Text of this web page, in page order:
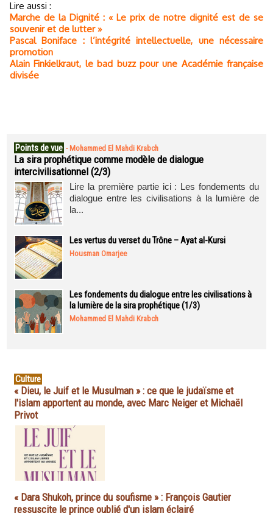
Lire aussi :
Marche de la Dignité : « Le prix de notre dignité est de se
souvenir et de lutter »
Pascal Boniface : l’intégrité intellectuelle, une nécessaire
promotion
Alain Finkielkraut, le bad buzz pour une Académie française
divisée
Points de vue - Mohammed El Mahdi Krabch
La sira prophétique comme modèle de dialogue
intercivilisationnel (2/3)
Lire la première partie ici : Les fondements du
dialogue entre les civilisations à la lumière de
la...
Les vertus du verset du Trône – Ayat al-Kursi
Housman Omarjee
Les fondements du dialogue entre les civilisations à
la lumière de la sira prophétique (1/3)
Mohammed El Mahdi Krabch
Culture
« Dieu, le Juif et le Musulman » : ce que le judaïsme et
l'islam apportent au monde, avec Marc Neiger et Michaël
Privot
« Dara Shukoh, prince du soufisme » : François Gautier
ressuscite le prince oublié d'un islam éclairé